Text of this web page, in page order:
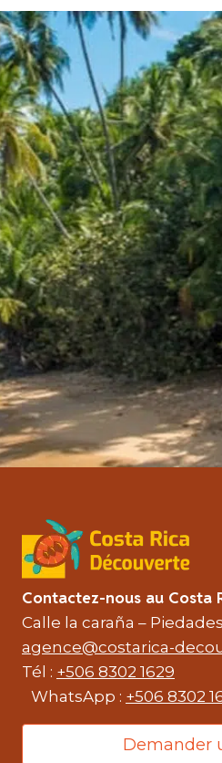
Contactez-nous au Costa
Calle la caraña –
agence@costarica-
Tél : +506 8302 1629
WhatsApp : +506 8302
Demander